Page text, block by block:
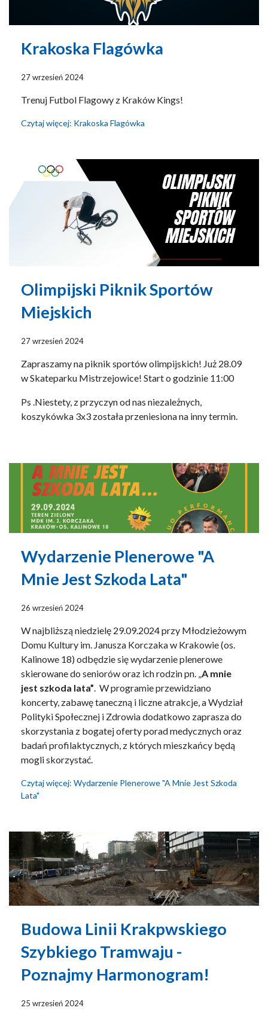
Krakoska Flagówka
27 wrzesień 2024
Trenuj Futbol Flagowy z Kraków Kings!
Czytaj więcej: Krakoska Flagówka
Olimpijski Piknik Sportów
Miejskich
27 wrzesień 2024
Zapraszamy na piknik sportów olimpijskich! Już 28.09
w Skateparku Mistrzejowice! Start o godzinie 11:00
Ps .Niestety, z przyczyn od nas niezależnych,
koszykówka 3x3 została przeniesiona na inny termin.
Wydarzenie Plenerowe "A
Mnie Jest Szkoda Lata"
26 wrzesień 2024
W najbliższą niedzielę 29.09.2024 przy Młodzieżowym
Domu Kultury im. Janusza Korczaka w Krakowie (os.
Kalinowe 18) odbędzie się wydarzenie plenerowe
skierowane do seniorów oraz ich rodzin pn. „A mnie
jest szkoda lata”. W programie przewidziano
koncerty, zabawę taneczną i liczne atrakcje, a Wydział
Polityki Społecznej i Zdrowia dodatkowo zaprasza do
skorzystania z bogatej oferty porad medycznych oraz
badań profilaktycznych, z których mieszkańcy będą
mogli skorzystać.
Czytaj więcej: Wydarzenie Plenerowe "A Mnie Jest Szkoda
Lata"
Budowa Linii Krakpwskiego
Szybkiego Tramwaju -
Poznajmy Harmonogram!
25 wrzesień 2024